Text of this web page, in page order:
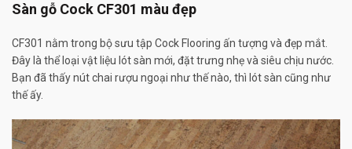
Sàn gỗ Cock CF301 màu đẹp
CF301 nằm trong bộ sưu tập Cock Flooring ấn tượng và đẹp mắt.
Đây là thể loại vật liệu lót sàn mới, đặt trưng nhẹ và siêu chịu nước.
Bạn đã thấy nút chai rượu ngoại như thế nào, thì lót sàn cũng như
thế ấy.